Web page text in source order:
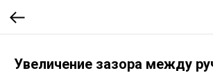
Увеличение зазора между